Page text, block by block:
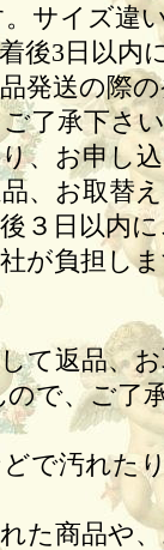
サイズ違
後3日以内
発送の際の
了承下さ
、お申し
、お取替
３日以内
が負担し
て返品、
で、ご了
で汚れた
た商品や